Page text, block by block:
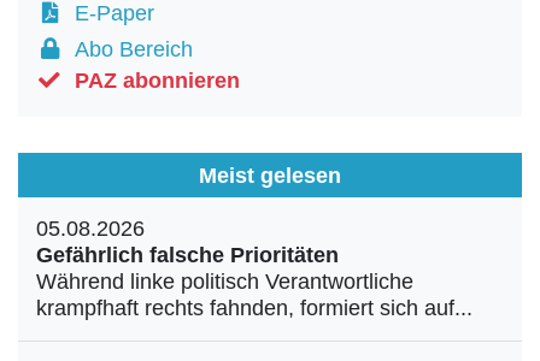
E-Paper
Abo Bereich
PAZ abonnieren
Meist gelesen
05.08.2026
Gefährlich falsche Prioritäten
Während linke politisch Verantwortliche
krampfhaft rechts fahnden, formiert sich auf...